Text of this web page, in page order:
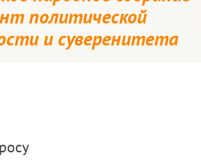
политической
и суверенитета